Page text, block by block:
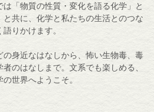
「物質の性質・変化を語る化学」と
共に、化学と私たちの生活とのつな
りかけます。
身近なはなしから、怖い生物毒、毒
のはなしまで。文系でも楽しめる、
世界へようこそ。